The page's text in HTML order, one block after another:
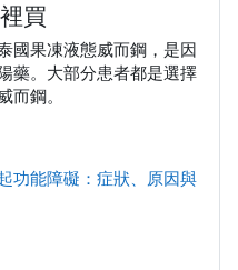
買
國果凍液態威而鋼，是因
藥。大部分患者都是選擇
而鋼。
功能障礙：症狀、原因與